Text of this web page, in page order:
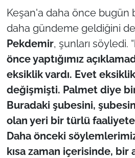
Keşan'a daha önce bugün
daha gündeme geldiğini
Pekdemir, şunları söyledi. “
önce yaptığımız
eksiklik vardı. Evet
değişmişti. Palmet diye
Buradaki şubesini,
olan yeri bir türlü
Daha önceki
kısa zaman içerisinde, bir